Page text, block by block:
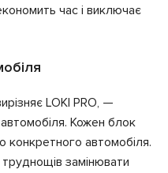
час і виключає
LOKI PRO, —
автомобіля. Кожен блок
конкретного автомобіля.
замінювати